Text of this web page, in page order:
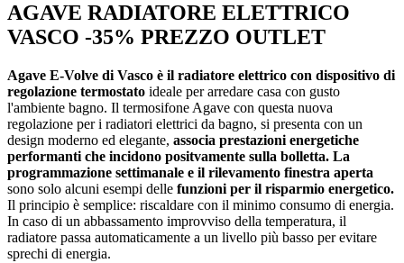
AGAVE RADIATORE ELETTRICO
VASCO -35% PREZZO OUTLET
Agave E-Volve di Vasco è il radiatore elettrico con dispositivo di
regolazione termostato ideale per arredare casa con gusto
l'ambiente bagno. Il termosifone Agave con questa nuova
regolazione per i radiatori elettrici da bagno, si presenta con un
design moderno ed elegante, associa prestazioni energetiche
performanti che incidono positvamente sulla bolletta. La
programmazione settimanale e il rilevamento finestra aperta
sono solo alcuni esempi delle funzioni per il risparmio energetico.
Il principio è semplice: riscaldare con il minimo consumo di energia.
In caso di un abbassamento improvviso della temperatura, il
radiatore passa automaticamente a un livello più basso per evitare
sprechi di energia.